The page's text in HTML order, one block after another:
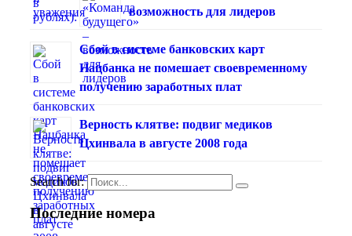
возможность для лидеров
Сбой в системе банковских карт
Нацбанка не помешает своевременному
получению заработных плат
Верность клятве: подвиг медиков
Цхинвала в августе 2008 года
Search for:
Последние номера